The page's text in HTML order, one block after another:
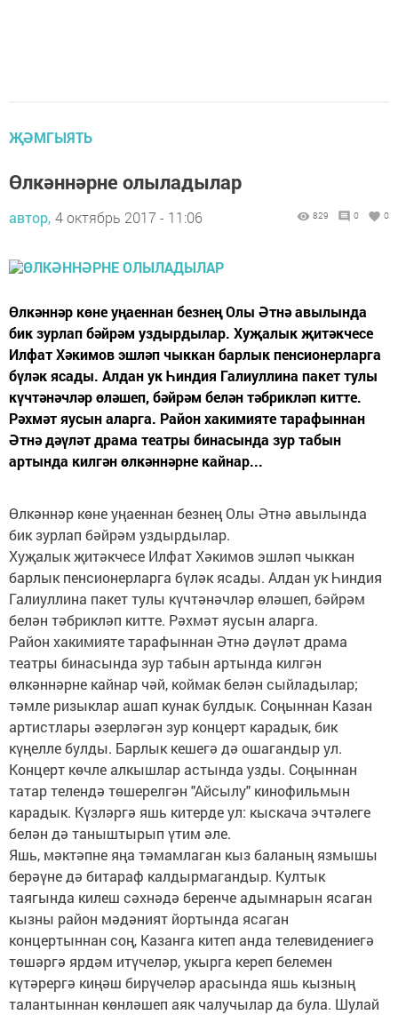
ҖӘМГЫЯТЬ
Өлкәннәрне олыладылар
автор, 4 октябрь 2017 - 11:06 829 0 0
Өлкәннәр көне уңаеннан безнең Олы Әтнә авылында
бик зурлап бәйрәм уздырдылар. Хуҗалык җитәкчесе
Илфат Хәкимов эшләп чыккан барлык пенсионерларга
бүләк ясады. Алдан ук Һиндия Галиуллина пакет тулы
күчтәнәчләр өләшеп, бәйрәм белән тәбрикләп китте.
Рәхмәт яусын аларга. Район хакимияте тарафыннан
Әтнә дәүләт драма театры бинасында зур табын
артында килгән өлкәннәрне кайнар...
Өлкәннәр көне уңаеннан безнең Олы Әтнә авылында
бик зурлап бәйрәм уздырдылар.
Хуҗалык җитәкчесе Илфат Хәкимов эшләп чыккан
барлык пенсионерларга бүләк ясады. Алдан ук Һиндия
Галиуллина пакет тулы күчтәнәчләр өләшеп, бәйрәм
белән тәбрикләп китте. Рәхмәт яусын аларга.
Район хакимияте тарафыннан Әтнә дәүләт драма
театры бинасында зур табын артында килгән
өлкәннәрне кайнар чәй, коймак белән сыйладылар;
тәмле ризык­лар ашап кунак булдык. Соңыннан Казан
артистлары әзерләгән зур концерт карадык, бик
күңелле булды. Барлык кешегә дә ошагандыр ул.
Концерт көчле алкышлар астында узды. Соңыннан
татар телендә төшерелгән "Айсылу" кинофильмын
карадык. Күзләргә яшь китерде ул: кыскача эчтәлеге
белән дә таныштырып үтим әле.
Яшь, мәктәпне яңа тәмамлаган кыз баланың язмышы
берәүне дә битараф калдырмагандыр. Култык
таягында килеш сәхнәдә беренче адымнарын ясаган
кызны район мәдәният йортында ясаган
концертыннан соң, Казанга китеп анда телевидениегә
төшәргә ярдәм итүчеләр, укырга кереп белемен
күтәрергә киңәш бирүчеләр арасында яшь кызның
талантыннан көнләшеп аяк чалучылар да була. Шулай